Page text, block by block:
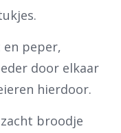
en peper,
door elkaar
hierdoor.
broodje